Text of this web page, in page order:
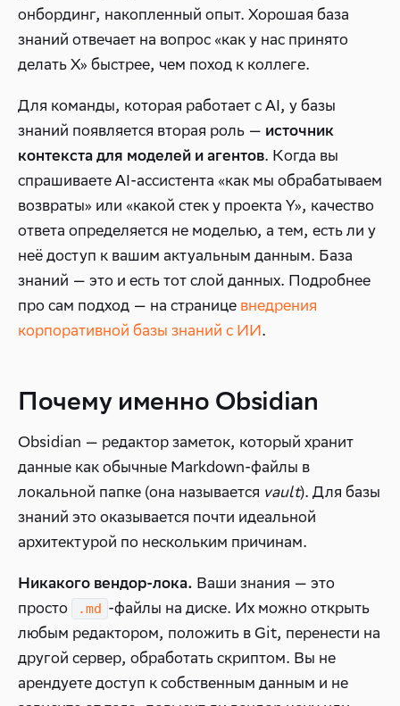
онбординг, накопленный опыт. Хорошая база
знаний отвечает на вопрос «как у нас принято
делать X» быстрее, чем поход к коллеге.
Для команды, которая работает с AI, у базы
знаний появляется вторая роль — источник
контекста для моделей и агентов. Когда вы
спрашиваете AI-ассистента «как мы обрабатываем
возвраты» или «какой стек у проекта Y», качество
ответа определяется не моделью, а тем, есть ли у
неё доступ к вашим актуальным данным. База
знаний — это и есть тот слой данных. Подробнее
про сам подход — на странице внедрения
корпоративной базы знаний с ИИ.
Почему именно Obsidian
Obsidian — редактор заметок, который хранит
данные как обычные Markdown-файлы в
локальной папке (она называется vault). Для базы
знаний это оказывается почти идеальной
архитектурой по нескольким причинам.
Никакого вендор-лока. Ваши знания — это
просто
.md -файлы на диске. Их можно открыть
любым редактором, положить в Git, перенести на
другой сервер, обработать скриптом. Вы не
арендуете доступ к собственным данным и не